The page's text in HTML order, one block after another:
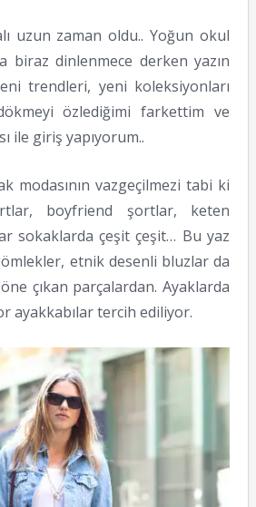
uzun zaman oldu.. Yoğun okul
biraz dinlenmece derken yazın
trendleri, yeni koleksiyonları
özlediğimi farkettim ve
ile giriş yapıyorum..
modasının vazgeçilmezi tabi ki
boyfriend şortlar, keten
sokaklarda çeşit çeşit… Bu yaz
etnik desenli bluzlar da
çıkan parçalardan. Ayaklarda
ayakkabılar tercih ediliyor.